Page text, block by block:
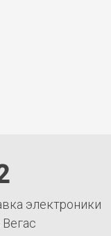
электроники